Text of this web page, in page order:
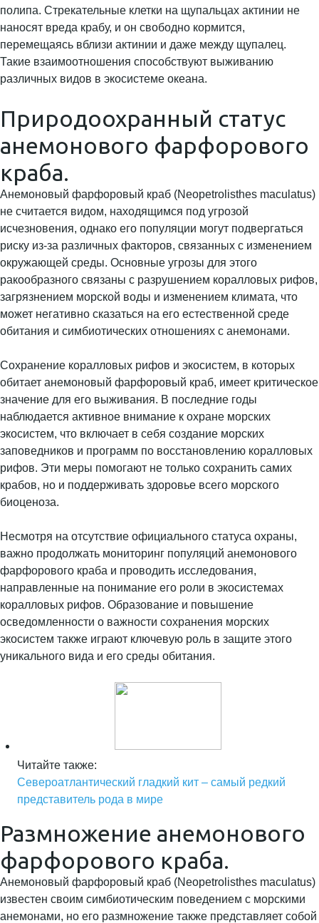
полипа. Стрекательные клетки на щупальцах актинии не
наносят вреда крабу, и он свободно кормится,
перемещаясь вблизи актинии и даже между щупалец.
Такие взаимоотношения способствуют выживанию
различных видов в экосистеме океана.
Природоохранный статус
анемонового фарфорового
краба.
Анемоновый фарфоровый краб (Neopetrolisthes maculatus)
не считается видом, находящимся под угрозой
исчезновения, однако его популяции могут подвергаться
риску из-за различных факторов, связанных с изменением
окружающей среды. Основные угрозы для этого
ракообразного связаны с разрушением коралловых рифов,
загрязнением морской воды и изменением климата, что
может негативно сказаться на его естественной среде
обитания и симбиотических отношениях с анемонами.
Сохранение коралловых рифов и экосистем, в которых
обитает анемоновый фарфоровый краб, имеет критическое
значение для его выживания. В последние годы
наблюдается активное внимание к охране морских
экосистем, что включает в себя создание морских
заповедников и программ по восстановлению коралловых
рифов. Эти меры помогают не только сохранить самих
крабов, но и поддерживать здоровье всего морского
биоценоза.
Несмотря на отсутствие официального статуса охраны,
важно продолжать мониторинг популяций анемонового
фарфорового краба и проводить исследования,
направленные на понимание его роли в экосистемах
коралловых рифов. Образование и повышение
осведомленности о важности сохранения морских
экосистем также играют ключевую роль в защите этого
уникального вида и его среды обитания.
Читайте также:
Североатлантический гладкий кит – самый редкий
представитель рода в мире
Размножение анемонового
фарфорового краба.
Анемоновый фарфоровый краб (Neopetrolisthes maculatus)
известен своим симбиотическим поведением с морскими
анемонами, но его размножение также представляет собой